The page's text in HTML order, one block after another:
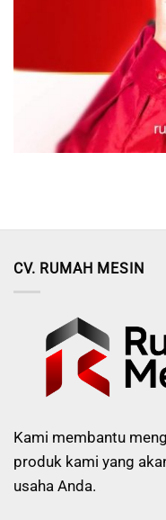
CV. RUMAH MESIN
Kami membantu
produk kami yang
usaha Anda.